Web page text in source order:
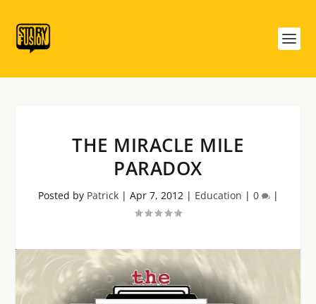
THE MIRACLE MILE
PARADOX
Posted by Patrick| Apr 7, 2012| Education | 0 |